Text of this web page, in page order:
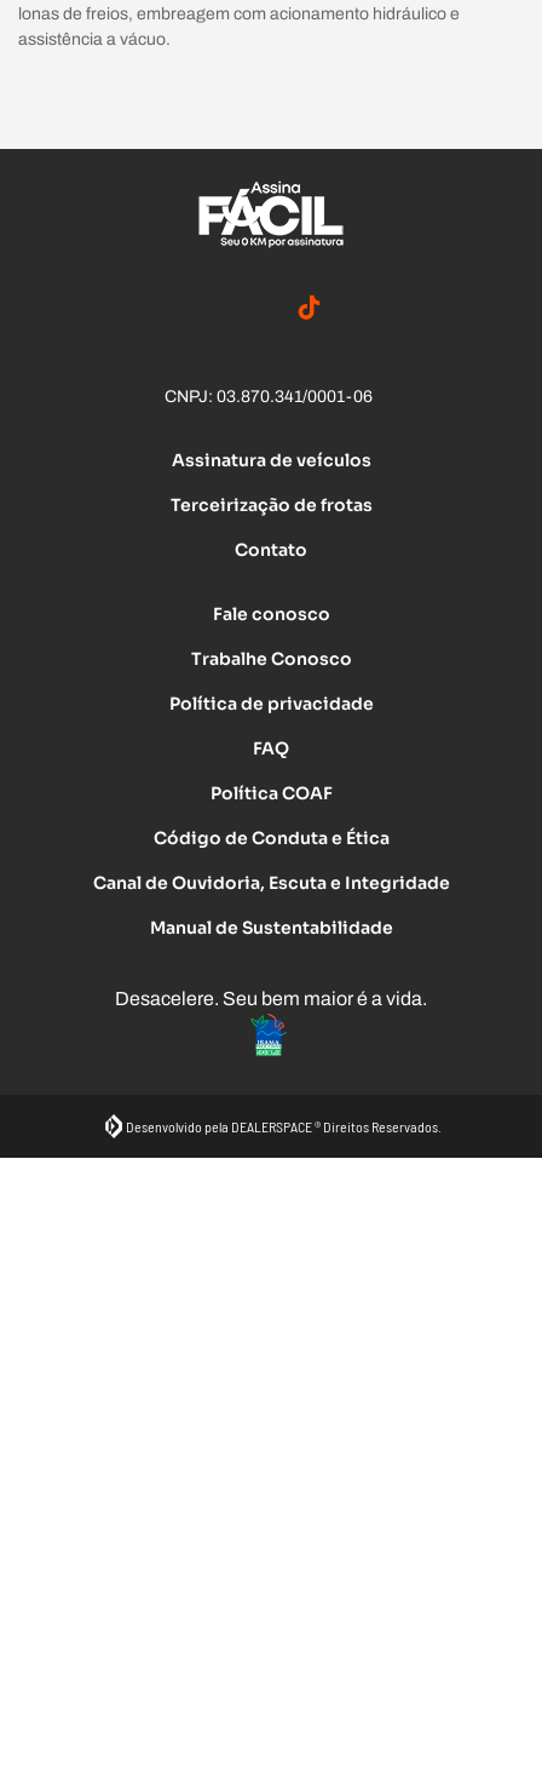
lonas de freios, embreagem com acionamento hidráulico e
assistência a vácuo.
CNPJ: 03.870.341/0001-06
Assinatura de veículos
Terceirização de frotas
Contato
Fale conosco
Trabalhe Conosco
Política de privacidade
FAQ
Política COAF
Código de Conduta e Ética
Canal de Ouvidoria, Escuta e Integridade
Manual de Sustentabilidade
Desacelere. Seu bem maior é a vida.
Desenvolvido pela DEALERSPACE ® Direitos Reservados.